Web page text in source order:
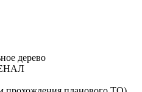
дерево